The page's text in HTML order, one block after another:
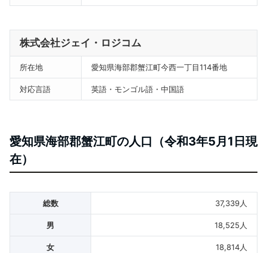
株式会社ジェイ・ロジコム
所在地 愛知県海部郡蟹江町今西一丁目114番地
対応言語 英語・モンゴル語・中国語
愛知県海部郡蟹江町の人口（令和3年5月1日現
在）
総数 37,339人
男 18,525人
女 18,814人